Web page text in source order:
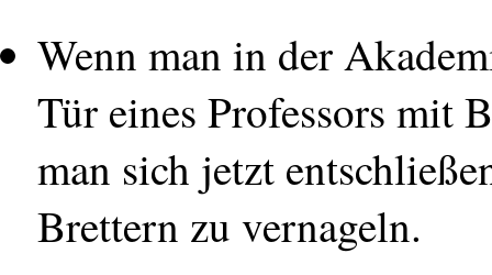
Wenn man in der
Tür eines Professors mit
man sich jetzt
Brettern zu vernageln.